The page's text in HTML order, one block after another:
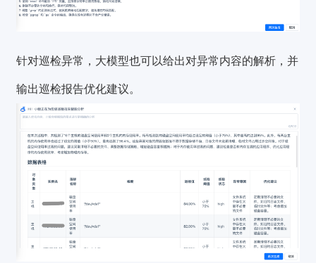
针对巡检异常，大模型也可以给出对异常内容的解析，并
输出巡检报告优化建议。
验证码登录